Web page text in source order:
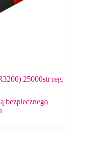
25000str reg.
bezpiecznego